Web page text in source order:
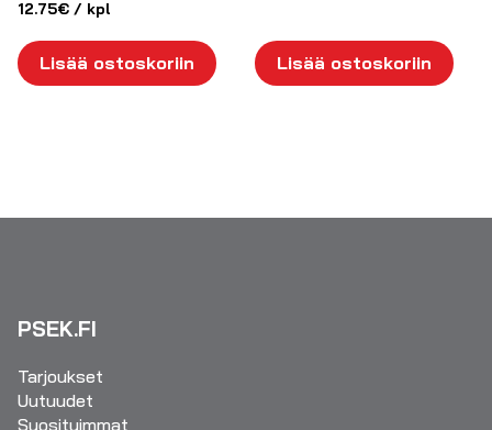
12.75€ / kpl
Lisää ostoskoriin Lisää ostoskoriin
PSEK.FI
Tarjoukset
Uutuudet
Suosituimmat